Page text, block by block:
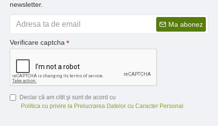
newsletter.
Ma abonez
Verificare captcha
Declar că am citit şi sunt de acord cu
Politica cu privire la Prelucrarea Datelor cu Caracter Personal